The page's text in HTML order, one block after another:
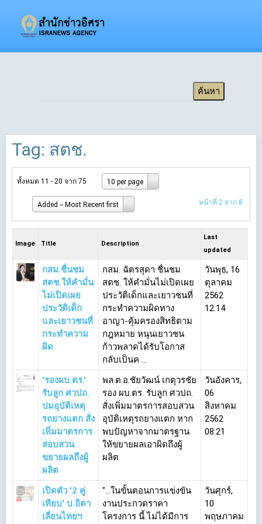
Tag: สตช.
ทั้งหมด 11 - 20 จาก 75 10 per page
Added -- Most Recent first หน้าที่ 2 จาก 8
Image Title Description
Last
updated
กสม.ชื่นชม
สตช.ให้คำมั่น
ไม่เปิดเผย
ประวัติเด็ก
และเยาวชนที่
กระทำความ
ผิด
กสม. ฉัตรสุดา ชื่นชม
สตช. ให้คำมั่นไม่เปิดเผย
ประวัติเด็กและเยาวชนที่
กระทำความผิดทาง
อาญา-คุ้มครองสิทธิตาม
กฎหมาย หนุนเยาวชน
ก้าวพลาดได้รับโอกาส
กลับเป็นค ...
วันพุธ, 16
ตุลาคม
2562
12:14
'รองผบ.ตร.'
รับลูก ศวปถ.
ปมอุบัติเหตุ
รถยางแตก สั่ง
เพิ่มมาตรการ
สอบสวน
ขยายผลถึงผู้
ผลิต
พล.ต.อ.ชัยวัฒน์ เกตุวรชัย
รอง ผบ.ตร. รับลูก ศวปถ.
สั่งเพิ่มมาตรการสอบสวน
อุบัติเหตุรถยางแตก หาก
พบปัญหาจากมาตรฐาน
ให้ขยายผลเอาผิดถึงผู้
ผลิต
วันอังคาร,
06
สิงหาคม
2562
08:21
เปิดตัว '2 คู่
เทียบ' บ.อิตา
เลี่ยนไทยฯ
"...ในขั้นตอนการแข่งขัน
งานประกวดราคา
โครงการ นี้ ไม่ได้มีการ
วันศุกร์,
10
พฤษภาคม